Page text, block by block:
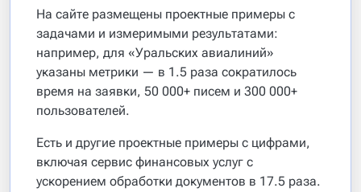
На сайте размещены проектные примеры с
задачами и измеримыми результатами:
например, для «Уральских авиалиний»
указаны метрики — в 1.5 раза сократилось
время на заявки, 50 000+ писем и 300 000+
пользователей.
Есть и другие проектные примеры с цифрами,
включая сервис финансовых услуг с
ускорением обработки документов в 17.5 раза.